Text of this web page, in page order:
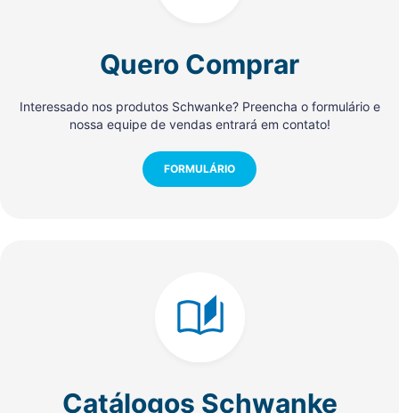
Quero Comprar
Interessado nos produtos Schwanke? Preencha o formulário e
nossa equipe de vendas entrará em contato!
FORMULÁRIO
Catálogos Schwanke